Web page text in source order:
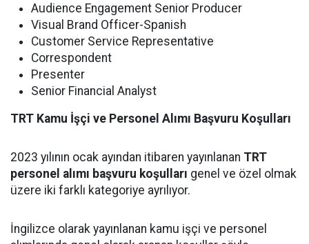
Audience Engagement Senior Producer
Visual Brand Officer-Spanish
Customer Service Representative
Correspondent
Presenter
Senior Financial Analyst
TRT Kamu İşçi ve Personel Alımı Başvuru Koşulları
2023 yılının ocak ayından itibaren yayınlanan TRT
personel alımı başvuru koşulları genel ve özel olmak
üzere iki farklı kategoriye ayrılıyor.
İngilizce olarak yayınlanan kamu işçi ve personel